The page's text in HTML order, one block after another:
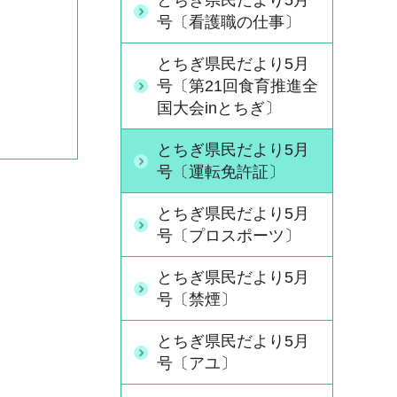
号〔看護職の仕事〕
とちぎ県民だより5月
号〔第21回食育推進全
国大会inとちぎ〕
とちぎ県民だより5月
号〔運転免許証〕
とちぎ県民だより5月
号〔プロスポーツ〕
とちぎ県民だより5月
号〔禁煙〕
とちぎ県民だより5月
号〔アユ〕